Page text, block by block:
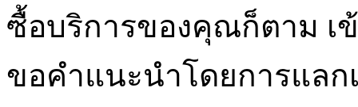
ซื้อบริการของคุณก็ตาม เ
ขอคำแนะนำโดยการแลก